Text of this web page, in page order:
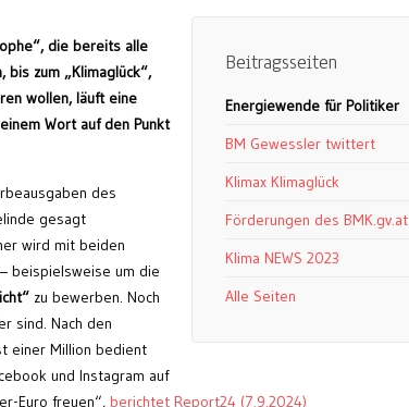
Beitragsseiten
Energiewende für Politiker
BM Gewessler twittert
Klimax Klimaglück
Förderungen des BMK.gv.at
Klima NEWS 2023
Alle Seiten
die bereits alle
zum „Klimaglück“,
wollen, läuft eine
Wort auf den Punkt
des
gesagt
wird mit beiden
beispielsweise um die
zu bewerben. Noch
sind. Nach den
einer Million bedient
und Instagram auf
Euro freuen“, berichtet Report24 (7.9.2024)